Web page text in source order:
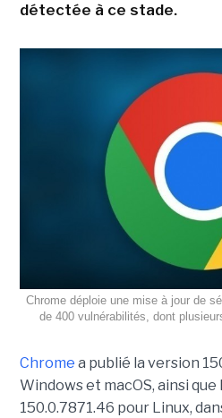
détectée à ce stade.
Chrome déploie une mise à jour de
de 400 vulnérabilités, dont
Chrome a publié la version
Windows et macOS, ainsi que
150.0.7871.46 pour Linux,